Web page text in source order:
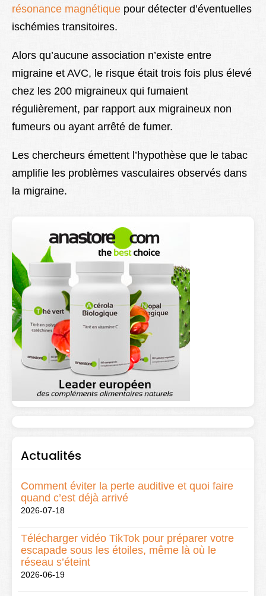
résonance magnétique pour détecter d’éventuelles
ischémies transitoires.
Alors qu’aucune association n’existe entre
migraine et AVC, le risque était trois fois plus élevé
chez les 200 migraineux qui fumaient
régulièrement, par rapport aux migraineux non
fumeurs ou ayant arrêté de fumer.
Les chercheurs émettent l’hypothèse que le tabac
amplifie les problèmes vasculaires observés dans
la migraine.
Actualités
Comment éviter la perte auditive et quoi faire
quand c’est déjà arrivé
2026-07-18
Télécharger vidéo TikTok pour préparer votre
escapade sous les étoiles, même là où le
réseau s’éteint
2026-06-19